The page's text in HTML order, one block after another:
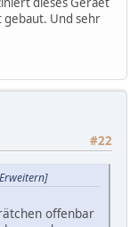
gebaut. Und sehr
#22
offenbar